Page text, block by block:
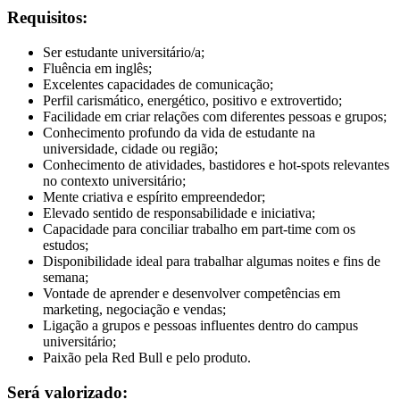
Requisitos:
Ser estudante universitário/a;
Fluência em inglês;
Excelentes capacidades de comunicação;
Perfil carismático, energético, positivo e extrovertido;
Facilidade em criar relações com diferentes pessoas e grupos;
Conhecimento profundo da vida de estudante na
universidade, cidade ou região;
Conhecimento de atividades, bastidores e hot-spots relevantes
no contexto universitário;
Mente criativa e espírito empreendedor;
Elevado sentido de responsabilidade e iniciativa;
Capacidade para conciliar trabalho em part-time com os
estudos;
Disponibilidade ideal para trabalhar algumas noites e fins de
semana;
Vontade de aprender e desenvolver competências em
marketing, negociação e vendas;
Ligação a grupos e pessoas influentes dentro do campus
universitário;
Paixão pela Red Bull e pelo produto.
Será valorizado: